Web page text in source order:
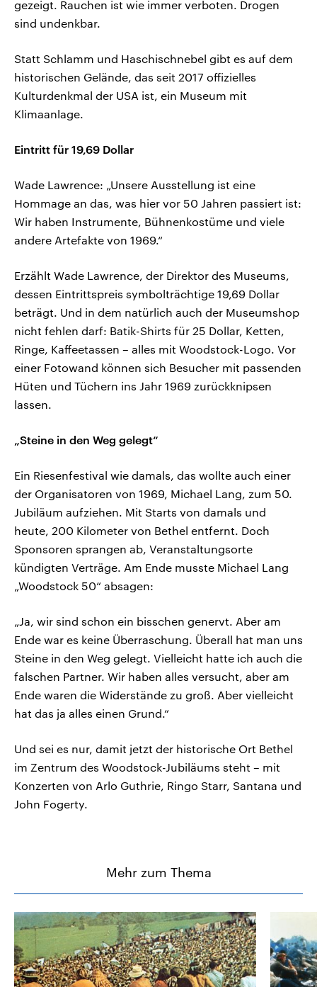
gezeigt. Rauchen ist wie immer verboten. Drogen
sind undenkbar.
Statt Schlamm und Haschischnebel gibt es auf dem
historischen Gelände, das seit 2017 offizielles
Kulturdenkmal der USA ist, ein Museum mit
Klimaanlage.
Eintritt für 19,69 Dollar
Wade Lawrence: „Unsere Ausstellung ist eine
Hommage an das, was hier vor 50 Jahren passiert ist:
Wir haben Instrumente, Bühnenkostüme und viele
andere Artefakte von 1969.“
Erzählt Wade Lawrence, der Direktor des Museums,
dessen Eintrittspreis symbolträchtige 19,69 Dollar
beträgt. Und in dem natürlich auch der Museumshop
nicht fehlen darf: Batik-Shirts für 25 Dollar, Ketten,
Ringe, Kaffeetassen – alles mit Woodstock-Logo. Vor
einer Fotowand können sich Besucher mit passenden
Hüten und Tüchern ins Jahr 1969 zurückknipsen
lassen.
„Steine in den Weg gelegt“
Ein Riesenfestival wie damals, das wollte auch einer
der Organisatoren von 1969, Michael Lang, zum 50.
Jubiläum aufziehen. Mit Starts von damals und
heute, 200 Kilometer von Bethel entfernt. Doch
Sponsoren sprangen ab, Veranstaltungsorte
kündigten Verträge. Am Ende musste Michael Lang
„Woodstock 50“ absagen:
„Ja, wir sind schon ein bisschen genervt. Aber am
Ende war es keine Überraschung. Überall hat man uns
Steine in den Weg gelegt. Vielleicht hatte ich auch die
falschen Partner. Wir haben alles versucht, aber am
Ende waren die Widerstände zu groß. Aber vielleicht
hat das ja alles einen Grund.“
Und sei es nur, damit jetzt der historische Ort Bethel
im Zentrum des Woodstock-Jubiläums steht – mit
Konzerten von Arlo Guthrie, Ringo Starr, Santana und
John Fogerty.
Mehr zum Thema